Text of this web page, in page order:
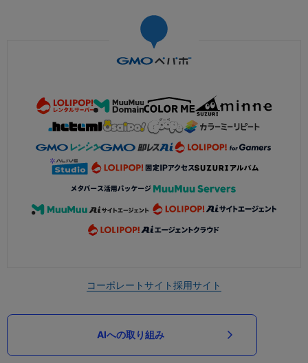
コーポレートサイト採用サイト
AIへの取り組み